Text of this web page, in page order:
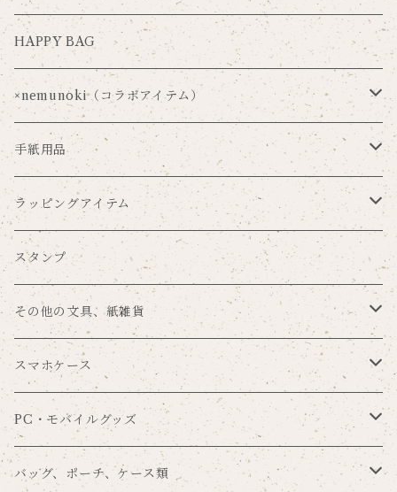
HAPPY BAG
×nemunoki（コラボアイテム）
Via Carousel×nemunoki
oudmijin×nemunoki
吉井美穂×nemunoki
紙me×nemunoki
Souren
まんまる×nemunoki
POME×nemunoki
手紙用品
レターセット
便箋
ポストカード
メッセージカード
一筆箋
その他の手紙用品
ラッピングアイテム
ラッピングペーパー
マスキングテープ
シール
タグセット
その他のラッピングアイテム
スタンプ
その他の文具、紙雑貨
ブックカバー
ブックマーク
メモパッド
スマホケース
手帳型
留め帯あり
背面保護
PC・モバイルグッズ
スマホリング
バッグ、ポーチ、ケース類